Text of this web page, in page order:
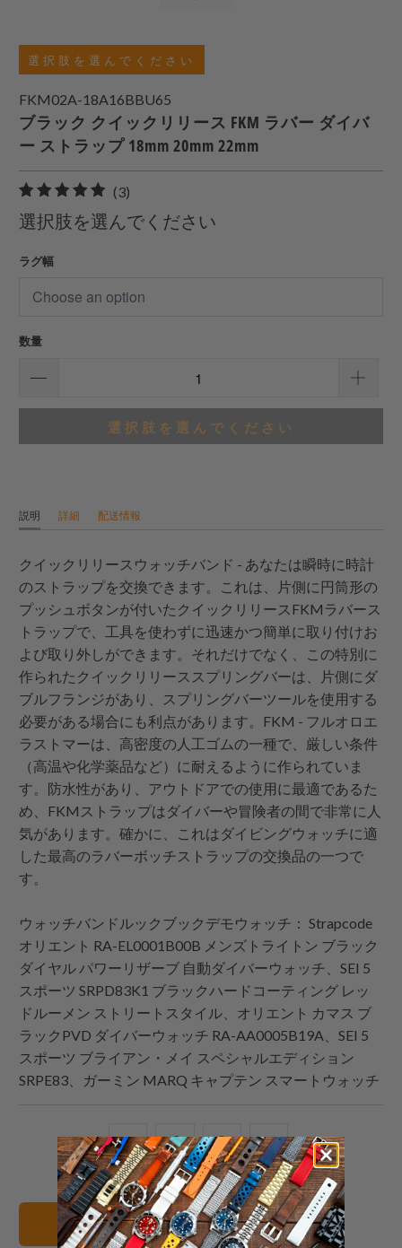
選択肢を選んでください
FKM02A-18A16BBU65
ブラック クイックリリース FKM ラバー ダイバ
ー ストラップ 18mm 20mm 22mm
(3)
合
計
ュ
選択肢を選んでください
ラグ幅
数量
選択肢を選んでください
説明 詳細 配送情報
クイックリリースウォッチバンド - あなたは瞬時に時計
のストラップを交換できます。これは、片側に円筒形の
プッシュボタンが付いたクイックリリースFKMラバース
トラップで、工具を使わずに迅速かつ簡単に取り付けお
よび取り外しができます。それだけでなく、この特別に
作られたクイックリリーススプリングバーは、片側にダ
ブルフランジがあり、スプリングバーツールを使用する
必要がある場合にも利点があります。FKM - フルオロエ
ラストマーは、高密度の人工ゴムの一種で、厳しい条件
（高温や化学薬品など）に耐えるように作られていま
す。防水性があり、アウトドアでの使用に最適であるた
め、FKMストラップはダイバーや冒険者の間で非常に人
気があります。確かに、これはダイビングウォッチに適
した最高のラバーボッチストラップの交換品の一つで
す。
ウォッチバンドルックブックデモウォッチ：Strapcode
オリエント RA-EL0001B00B メンズトライトン ブラック
ダイヤル パワーリザーブ 自動ダイバーウォッチ、SEI 5
スポーツ SRPD83K1 ブラックハードコーティング レッ
ドルーメン ストリートスタイル、オリエント カマス ブ
ラックPVD ダイバーウォッチ RA-AA0005B19A、SEI 5
スポーツ ブライアン・メイ スペシャルエディション
SRPE83、ガーミン MARQ キャプテン スマートウォッチ
こ
の
内
容
を
Facebook
で
共
有
す
Pinterest
で
共
有
す
こ
の
メ
ー
ル
すべてのバンドを見る